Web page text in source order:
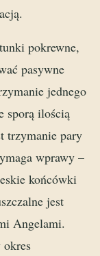
pokrewne,
pasywne
jednego
sporą ilością
trzymanie pary
wprawy –
końcówki
jest
Angelami.